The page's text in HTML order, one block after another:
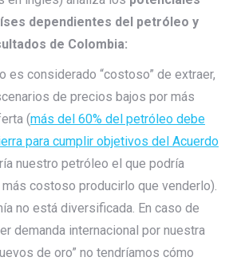
dependientes del petróleo y
de Colombia:
es considerado “costoso” de extraer,
de precios bajos por más
(más del 60% del petróleo debe
para cumplir objetivos del Acuerdo
nuestro petróleo el que podría
costoso producirlo que venderlo).
no está diversificada. En caso de
demanda internacional por nuestra
de oro” no tendríamos cómo